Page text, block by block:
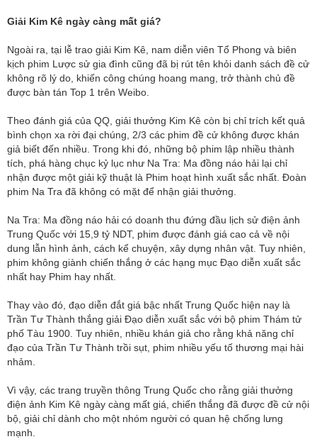
Giải Kim Kê ngày càng mất giá?
Ngoài ra, tại lễ trao giải Kim Kê, nam diễn viên Tổ Phong và biên
kịch phim Lược sử gia đình cũng đã bị rút tên khỏi danh sách đề cử
không rõ lý do, khiến công chúng hoang mang, trở thành chủ đề
được bàn tán Top 1 trên Weibo.
Theo đánh giá của QQ, giải thưởng Kim Kê còn bị chỉ trích kết quả
bình chọn xa rời đại chúng, 2/3 các phim đề cử không được khán
giả biết đến nhiều. Trong khi đó, những bộ phim lập nhiều thành
tích, phá hàng chục kỷ lục như Na Tra: Ma đồng náo hải lại chỉ
nhận được một giải kỹ thuật là Phim hoạt hình xuất sắc nhất. Đoàn
phim Na Tra đã không có mặt để nhận giải thưởng.
Na Tra: Ma đồng náo hải có doanh thu đứng đầu lịch sử điện ảnh
Trung Quốc với 15,9 tỷ NDT, phim được đánh giá cao cả về nội
dung lẫn hình ảnh, cách kể chuyện, xây dựng nhân vật. Tuy nhiên,
phim không giành chiến thắng ở các hạng mục Đạo diễn xuất sắc
nhất hay Phim hay nhất.
Thay vào đó, đạo diễn đắt giá bậc nhất Trung Quốc hiện nay là
Trần Tư Thành thắng giải Đạo diễn xuất sắc với bộ phim Thám tử
phố Tàu 1900. Tuy nhiên, nhiều khán giả cho rằng khả năng chỉ
đạo của Trần Tư Thành trồi sụt, phim nhiều yếu tố thương mại hài
nhảm.
Vì vậy, các trang truyền thông Trung Quốc cho rằng giải thưởng
điện ảnh Kim Kê ngày càng mất giá, chiến thắng đã được đề cử nội
bộ, giải chỉ dành cho một nhóm người có quan hệ chống lưng
mạnh.